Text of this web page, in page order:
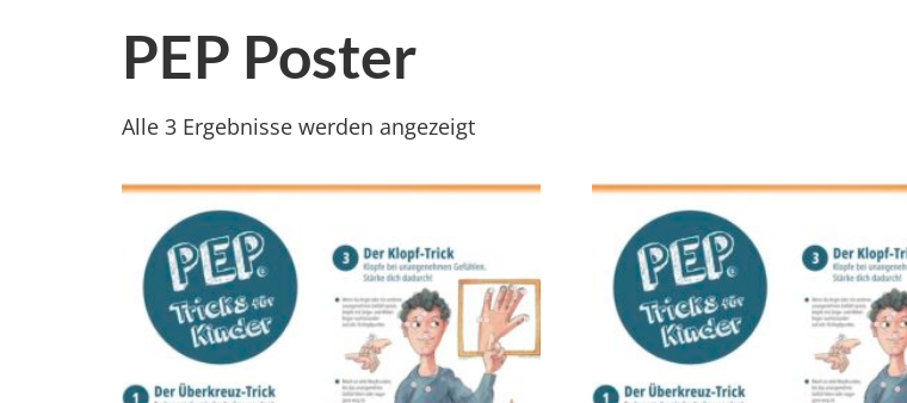
PEP Poster
Alle 3 Ergebnisse werden angezeigt